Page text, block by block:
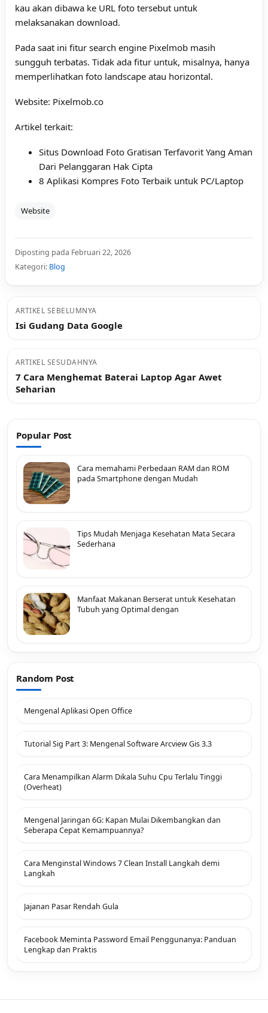
kau akan dibawa ke URL foto tersebut untuk
melaksanakan download.
Pada saat ini fitur search engine Pixelmob masih
sungguh terbatas. Tidak ada fitur untuk, misalnya, hanya
memperlihatkan foto landscape atau horizontal.
Website: Pixelmob.co
Artikel terkait:
Situs Download Foto Gratisan Terfavorit Yang Aman
Dari Pelanggaran Hak Cipta
8 Aplikasi Kompres Foto Terbaik untuk PC/Laptop
Website
Diposting pada Februari 22, 2026
Kategori: Blog
ARTIKEL SEBELUMNYA
Isi Gudang Data Google
ARTIKEL SESUDAHNYA
7 Cara Menghemat Baterai Laptop Agar Awet
Seharian
Popular Post
Cara memahami Perbedaan RAM dan ROM
pada Smartphone dengan Mudah
Tips Mudah Menjaga Kesehatan Mata Secara
Sederhana
Manfaat Makanan Berserat untuk Kesehatan
Tubuh yang Optimal dengan
Random Post
Mengenal Aplikasi Open Office
Tutorial Sig Part 3: Mengenal Software Arcview Gis 3.3
Cara Menampilkan Alarm Dikala Suhu Cpu Terlalu Tinggi
(Overheat)
Mengenal Jaringan 6G: Kapan Mulai Dikembangkan dan
Seberapa Cepat Kemampuannya?
Cara Menginstal Windows 7 Clean Install Langkah demi
Langkah
Jajanan Pasar Rendah Gula
Facebook Meminta Password Email Penggunanya: Panduan
Lengkap dan Praktis